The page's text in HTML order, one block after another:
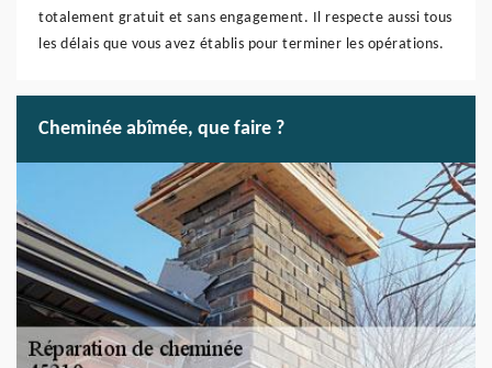
totalement gratuit et sans engagement. Il respecte aussi tous
les délais que vous avez établis pour terminer les opérations.
Cheminée abîmée, que faire ?